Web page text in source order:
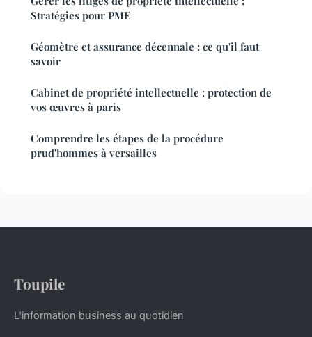
Stratégies pour PME
Géomètre et assurance décennale : ce qu'il faut
savoir
Cabinet de propriété intellectuelle : protection de
vos œuvres à paris
Comprendre les étapes de la procédure
prud'hommes à versailles
Toupile
L'information business au quotidien